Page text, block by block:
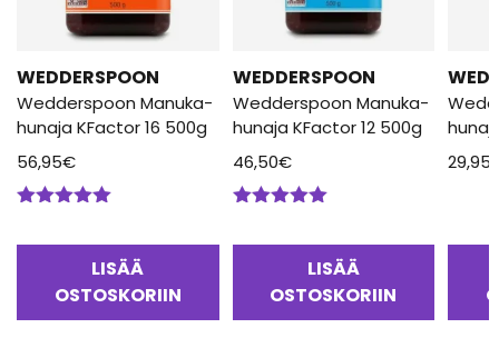
WEDDERSPOON
Wedderspoon Manuka-
hunaja KFactor 16 500g
56,95€
LISÄÄ
OSTOSKORIIN
WEDDERSPOON
Wedderspoon Manuka-
hunaja KFactor 12 500g
46,50€
LISÄÄ
OSTOSKORIIN
29,95